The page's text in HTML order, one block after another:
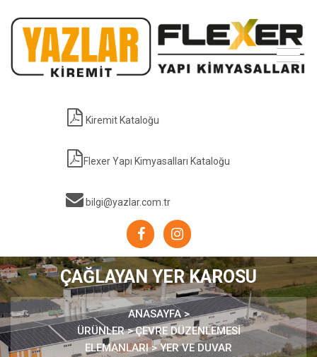
Kiremit Kataloğu
Flexer Yapı Kimyasalları Kataloğu
bilgi@yazlar.com.tr
ÇAĞLAYAN YER KAROSU
ANASAYFA >
ÜRÜNLER>ÇEVRE DÜZENLEMESİ
ELEMANLARI >YER VE DUVAR